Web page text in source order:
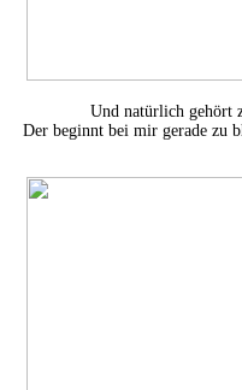
Und natürlich gehört
Der beginnt bei mir gerade zu